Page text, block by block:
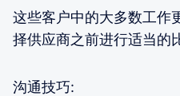
这些客户中的大多数工作
择供应商之前进行适当的
沟通技巧: